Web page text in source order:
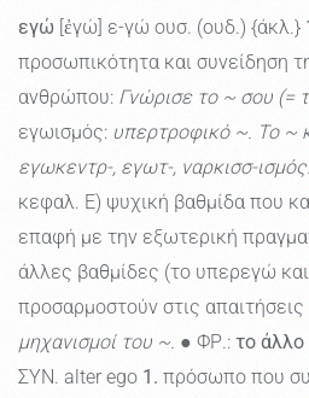
εγώ [ἐγώ] ε-γώ ουσ. (ουδ.) {άκλ.}
προσωπικότητα και συνείδηση
ανθρώπου: Γνώρισε το ~ σου (=
εγωισμός: υπερτροφικό ~. Το ~
εγωκεντρ-, εγωτ-, ναρκισσ-ισμός.
κεφαλ. Ε) ψυχική βαθμίδα που
επαφή με την εξωτερική
άλλες βαθμίδες (το υπερεγώ
προσαρμοστούν στις απαιτήσεις
μηχανισμοί του ~. ● ΦΡ.: το
ΣΥΝ. alter ego 1. πρόσωπο που